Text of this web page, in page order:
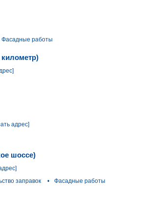
Фасадные работы
адрес]
шоссе)
заправок •
Фасадные работы